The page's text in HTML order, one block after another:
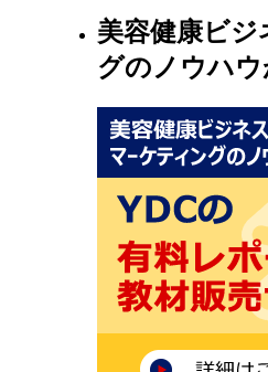
美容健康ビ
グのノウハ